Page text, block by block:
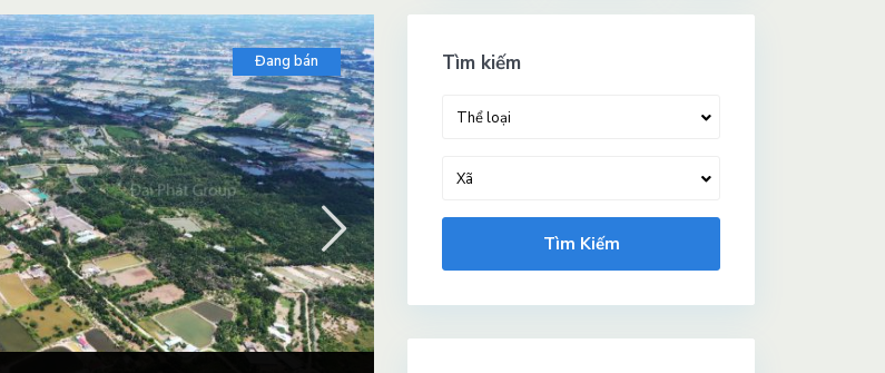
Đang bán Tìm kiếm
Thể loại
Xã
Tìm Kiếm